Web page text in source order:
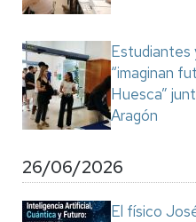
Estudiantes
“imaginan
Huesca”
Aragón
26/06/2026
El físico